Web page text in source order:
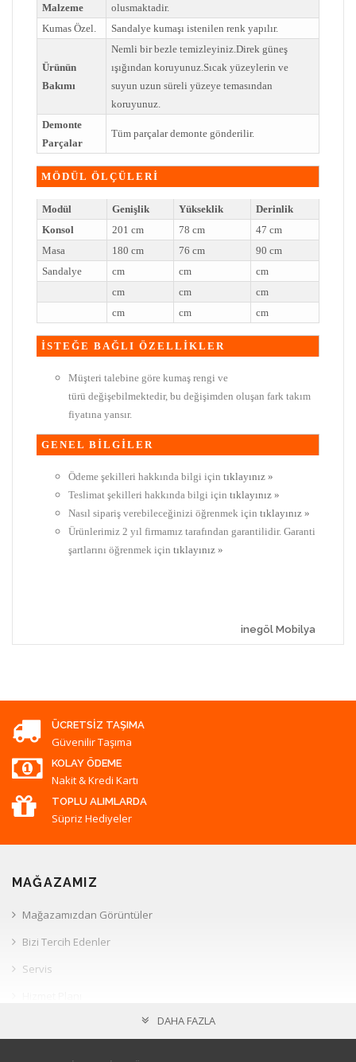
Malzeme
olusmaktadir.
Kumas Özel.
Sandalye kumaşı istenilen renk yapılır.
Ürünün
Bakımı
Nemli bir bezle temizleyiniz.Direk güneş
ışığından koruyunuz.Sıcak yüzeylerin ve
suyun uzun süreli yüzeye temasından
koruyunuz.
Demonte
Parçalar
Tüm parçalar demonte gönderilir.
MÖDÜL ÖLÇÜLERİ
Modül Genişlik Yükseklik
Derinlik
Konsol
201 cm 78 cm
47 cm
Masa
180 cm 76 cm
90 cm
Sandalye
cm cm
cm
cm
cm
cm
cm
cm cm
İSTEĞE BAĞLI ÖZELLİKLER
Müşteri talebine göre kumaş rengi ve
türü değişebilmektedir, bu değişimden oluşan fark takım
fiyatına yansır.
GENEL BİLGİLER
Ödeme şekilleri hakkında bilgi için tıklayınız »
Teslimat şekilleri hakkında bilgi için tıklayınız »
Nasıl sipariş verebileceğinizi öğrenmek için tıklayınız »
Ürünlerimiz 2 yıl firmamız tarafından garantilidir. Garanti
şartlarını öğrenmek için tıklayınız »
inegöl Mobilya
ÜCRETSIZ TAŞIMA
Güvenilir Taşıma
KOLAY ÖDEME
Nakit & Kredi Kartı
TOPLU ALIMLARDA
Süpriz Hediyeler
MAĞAZAMIZ
Mağazamızdan Görüntüler
Bizi Tercih Edenler
Servis
DAHA FAZLA